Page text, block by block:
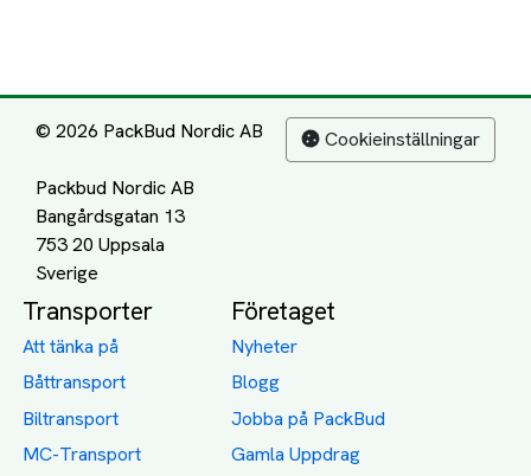
© 2026 PackBud Nordic AB
Packbud Nordic AB
Bangårdsgatan 13
753 20 Uppsala
Cookieinställningar
Transporter
Att tänka på
Båttransport
Biltransport
MC-Transport
Företaget
Nyheter
Blogg
Jobba på PackBud
Gamla Uppdrag